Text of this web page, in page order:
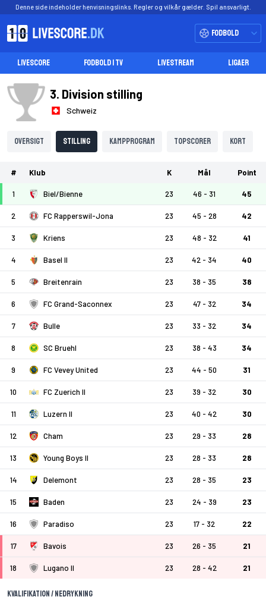
Denne side indeholder henvisningslinks. Regler og vilkår gælder. Spil ansvarligt.
Fodbold
LIVESCORE FODBOLD I TV LIVESTREAM LIGAER
3. Division stilling
Schweiz
Oversigt Stilling Kampprogram Topscorer Kort
# Klub K Mål Point
1 Biel/Bienne 23 46 - 31 45
2 FC Rapperswil-Jona 23 45 - 28 42
3 Kriens 23 48 - 32 41
4 Basel II 23 42 - 34 40
5 Breitenrain 23 38 - 35 38
6 FC Grand-Saconnex 23 47 - 32 34
7 Bulle 23 33 - 32 34
8 SC Bruehl 23 38 - 43 34
9 FC Vevey United 23 44 - 50 31
10 FC Zuerich II 23 39 - 32 30
11 Luzern II 23 40 - 42 30
12 Cham 23 29 - 33 28
13 Young Boys II 23 28 - 33 28
14 Delemont 23 28 - 35 23
15 Baden 23 24 - 39 23
16 Paradiso 23 17 - 32 22
17 Bavois 23 26 - 35 21
18 Lugano II 23 28 - 42 21
Kvalifikation / Nedrykning